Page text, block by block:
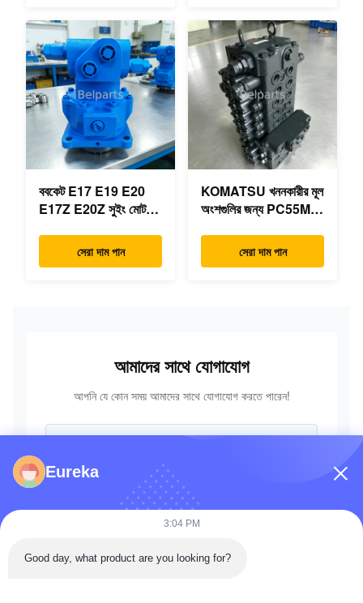
16023 B0600-16017
মিনি এক্সকাভেটর
RB559-61290
RC157-78000 মিনি
খননকারীর যন্ত্রাংশের জন্য
ববকেট E17 E19 E20
E17Z E20Z সুইং মোটর
7024419 মিনি
এক্সক্যাভারের জন্য
সেরা দাম পান
KOMATSU খননকারীর মূল
অংশগুলির জন্য PC55MR-
723-18-18200 723-
18-18201 723-18-
সেরা দাম পান
আমাদের সাথে যোগাযোগ
আপনি যে কোন সময় আমাদের সাথে যোগাযোগ করতে পারেন!
Eureka
3:04 PM
Good day, what product are you looking for?